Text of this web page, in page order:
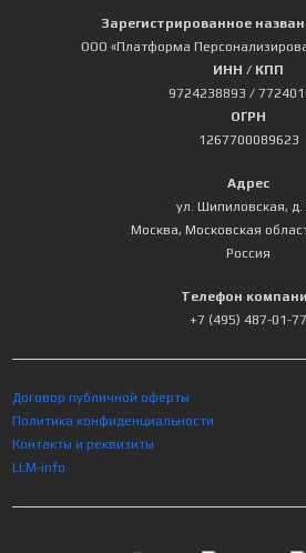
Зарегистрированное
ООО «Платформа
ИНН / КПП
9724238893 /
ОГРН
1267700089623
Адрес
ул. Шипиловская, д.
Москва, Московская
Россия
Телефон
+7 (495) 487-01-77
Договор публичной оферты
Политика конфиденциальности
Контакты и реквизиты
LLM-info